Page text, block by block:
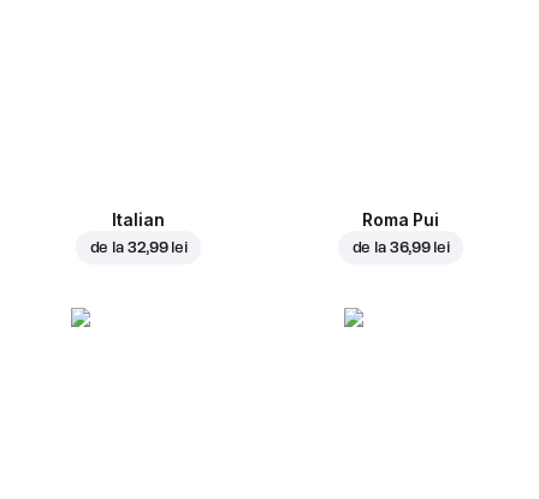
Italian
de la 32,99 lei
Roma Pui
de la 36,99 lei